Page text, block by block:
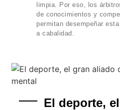
limpia. Por eso, los
de conocimientos y
permitan desempeñar
a cabalidad.
El deporte,